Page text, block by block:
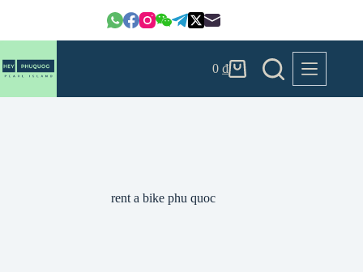
dung
Giỏ
0₫
rent a bike phu quoc